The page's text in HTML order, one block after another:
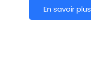
En savoir plus